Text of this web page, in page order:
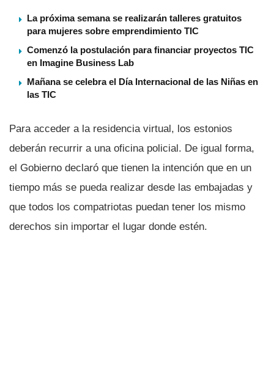
La próxima semana se realizarán talleres gratuitos
para mujeres sobre emprendimiento TIC
Comenzó la postulación para financiar proyectos TIC
en Imagine Business Lab
Mañana se celebra el Dí­a Internacional de las Niñas en
las TIC
Para acceder a la residencia virtual, los estonios
deberán recurrir a una oficina policial. De igual forma,
el Gobierno declaró que tienen la intención que en un
tiempo más se pueda realizar desde las embajadas y
que todos los compatriotas puedan tener los mismo
derechos sin importar el lugar donde estén.